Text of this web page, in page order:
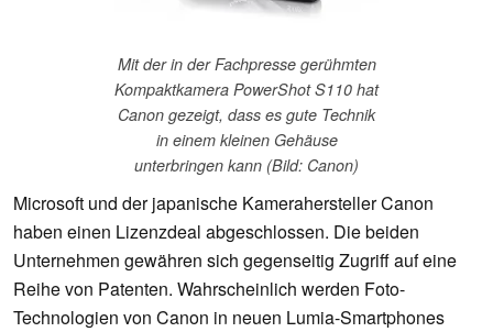
Mit der in der Fachpresse gerühmten
Kompaktkamera PowerShot S110 hat
Canon gezeigt, dass es gute Technik
in einem kleinen Gehäuse
unterbringen kann (Bild: Canon)
Microsoft und der japanische Kamerahersteller Canon
haben einen Lizenzdeal abgeschlossen. Die beiden
Unternehmen gewähren sich gegenseitig Zugriff auf eine
Reihe von Patenten. Wahrscheinlich werden Foto-
Technologien von Canon in neuen Lumia-Smartphones